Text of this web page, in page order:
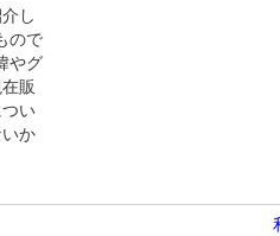
し
ので
やグ
販
い
か